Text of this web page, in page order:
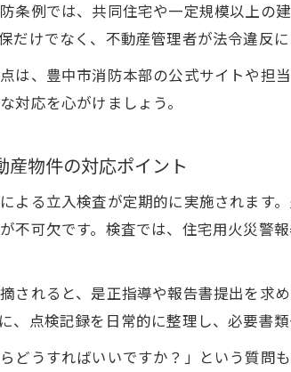
条例遵守で
豊中市火災
火災警報器10年
住宅用火災
火災警報器
条例の違い
不動産管理
豊中市と松
条例では、共同住宅や一定規模以上の
だけでなく、不動産管理者が法令違反
は、豊中市消防本部の公式サイトや担
対応を心がけましょう。
産物件の対応ポイント
よる立入検査が定期的に実施されます
不可欠です。検査では、住宅用火災警
されると、是正指導や報告書提出を求
、点検記録を日常的に整理し、必要書
らどうすればいいですか？」という質